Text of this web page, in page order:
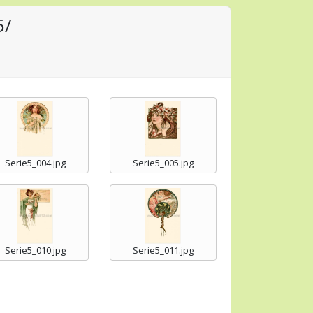
Serie5_004.jpg Serie5_005.jpg
Serie5_010.jpg Serie5_011.jpg